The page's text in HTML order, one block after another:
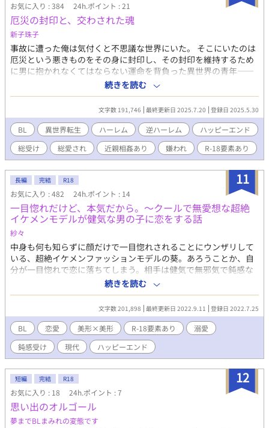
お気に入り : 384 24h.ポイント : 21
厄災の封印と、交わされた魂
新子珠子
事故に遭った俺は気付くと不思議な世界にいた。 そこにいたのは
厄災という悪きものをその身に封印し、その封印を維持するため
に男に抱かれなくてはならない運命を背負った異世界の青年――
リオールだった。 その運命に絶望しているリオールを見捨てるこ
とが出来なかった俺は、彼に魂を交換する事を提案した。そして
リオールとして目覚めると……彼の父親に抱かれている真っ最中
で――！？ 男に抱かれる運命に絶望していた青年と魂を交換した
主人公が、青年が背負っていたあまりに辛い状況に え、無理……
ってなりながらも周りが思っているよりは呑気にセックスライフ
を過ごす逆ハーレムものです。 聖騎士、騎士、実父、王子等……
割と貞操観念低めにいろんな相手と過ごしていきます。 完結まで
予約投稿済み。ムーンライトノベルズにも掲載しています。
続きを読む
文字数 191,746 最終更新日 2025.7.20 登録日 2025.5.30
BL 異世界転生 ハーレム 逆ハーレム
ハッピーエンド
総受け
総愛され 近親相姦あり 嫌われ R-18要素あり
11
長編 完結 R18
お気に入り : 482 24h.ポイント : 14
一目惚れだけど、本気だから。～クールで無愛想な超絶
イケメンモデルが健気な男の子に恋をする話
紗々
中身も何も知らずに顔だけで一目惚れされることにウンザリして
いる、超絶イケメンファッションモデルの葵。あろうことか、自
分が一目惚れで恋に落ちてしまう。相手は健気で無邪気で鈍感な
可愛い男の子(会社員)。初対面の最悪な印象を払拭し、この恋を
成就させることはできるのか…？！
続きを読む
文字数 201,898 最終更新日 2022.9.11 登録日 2022.7.25
BL 恋愛 美形×美形 R-18要素あり
溺愛
鈍感受け
現代 ハッピーエンド
12
短編 完結 R18
お気に入り : 18 24h.ポイント : 7
思い出のオルゴール
夢までBLまみれの変態です